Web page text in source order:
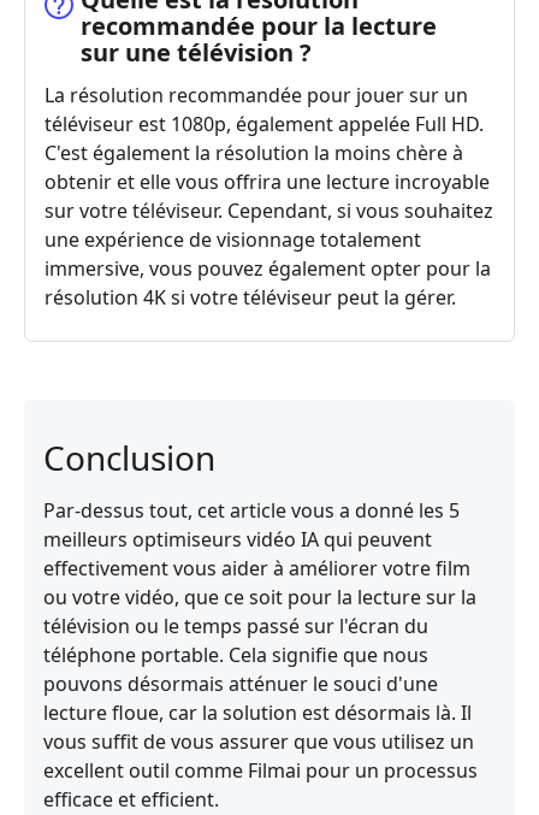
recommandée pour la lecture
sur une télévision ?
La résolution recommandée pour jouer sur un
téléviseur est 1080p, également appelée Full HD.
C'est également la résolution la moins chère à
obtenir et elle vous offrira une lecture incroyable
sur votre téléviseur. Cependant, si vous souhaitez
une expérience de visionnage totalement
immersive, vous pouvez également opter pour la
résolution 4K si votre téléviseur peut la gérer.
Conclusion
Par-dessus tout, cet article vous a donné les 5
meilleurs optimiseurs vidéo IA qui peuvent
effectivement vous aider à améliorer votre film
ou votre vidéo, que ce soit pour la lecture sur la
télévision ou le temps passé sur l'écran du
téléphone portable. Cela signifie que nous
pouvons désormais atténuer le souci d'une
lecture floue, car la solution est désormais là. Il
vous suffit de vous assurer que vous utilisez un
excellent outil comme Filmai pour un processus
efficace et efficient.